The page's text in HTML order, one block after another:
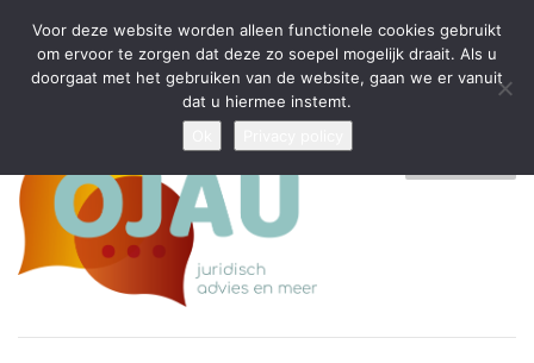
Tijdelijke stop: wegens drukte kan ik beperkt nieuwe zaken aannemen
en vragen beantwoorden
Algemene Voorwaarden
Disclaimer Privacybeleid
Voor deze website worden alleen functionele cookies gebruikt
om ervoor te zorgen dat deze zo soepel mogelijk draait. Als u
doorgaat met het gebruiken van de website, gaan we er vanuit
dat u hiermee instemt.